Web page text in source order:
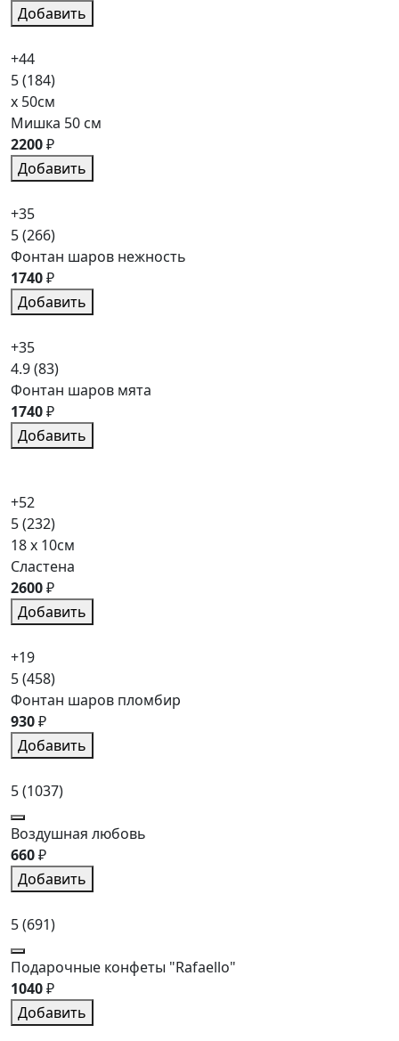
Добавить
+44
5(184)
x 50см
Мишка 50 см
2200₽
Добавить
+35
5(266)
Фонтан шаров нежность
1740₽
Добавить
+35
4.9(83)
Фонтан шаров мята
1740₽
Добавить
+52
5(232)
18 x 10см
Сластена
2600₽
Добавить
+19
5(458)
Фонтан шаров пломбир
930₽
Добавить
5(1037)
Воздушная любовь
660₽
Добавить
5(691)
Подарочные конфеты "Rafaello"
1040₽
Добавить